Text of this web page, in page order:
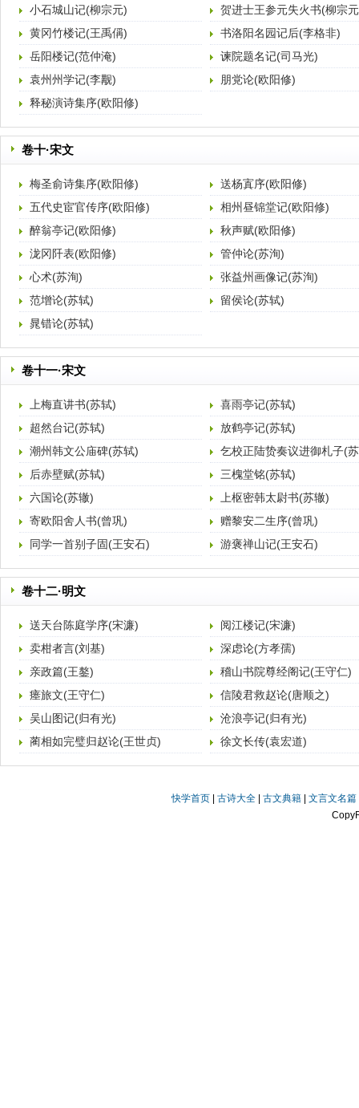
小石城山记(柳宗元)
贺进士王参元失火书(柳宗
黄冈竹楼记(王禹偁)
书洛阳名园记后(李格非)
岳阳楼记(范仲淹)
谏院题名记(司马光)
袁州州学记(李觏)
朋党论(欧阳修)
释秘演诗集序(欧阳修)
卷十·宋文
梅圣俞诗集序(欧阳修)
送杨寘序(欧阳修)
五代史宦官传序(欧阳修)
相州昼锦堂记(欧阳修)
醉翁亭记(欧阳修)
秋声赋(欧阳修)
泷冈阡表(欧阳修)
管仲论(苏洵)
心术(苏洵)
张益州画像记(苏洵)
范增论(苏轼)
留侯论(苏轼)
晁错论(苏轼)
卷十一·宋文
上梅直讲书(苏轼)
喜雨亭记(苏轼)
超然台记(苏轼)
放鹤亭记(苏轼)
潮州韩文公庙碑(苏轼)
乞校正陆贽奏议进御札子(
后赤壁赋(苏轼)
三槐堂铭(苏轼)
六国论(苏辙)
上枢密韩太尉书(苏辙)
寄欧阳舍人书(曾巩)
赠黎安二生序(曾巩)
同学一首别子固(王安石)
游褒禅山记(王安石)
卷十二·明文
送天台陈庭学序(宋濂)
阅江楼记(宋濂)
卖柑者言(刘基)
深虑论(方孝孺)
亲政篇(王鏊)
稽山书院尊经阁记(王守仁)
瘗旅文(王守仁)
信陵君救赵论(唐顺之)
吴山图记(归有光)
沧浪亭记(归有光)
蔺相如完璧归赵论(王世贞)
徐文长传(袁宏道)
快学首页 |古诗大全 |古文典籍 |文言文名篇